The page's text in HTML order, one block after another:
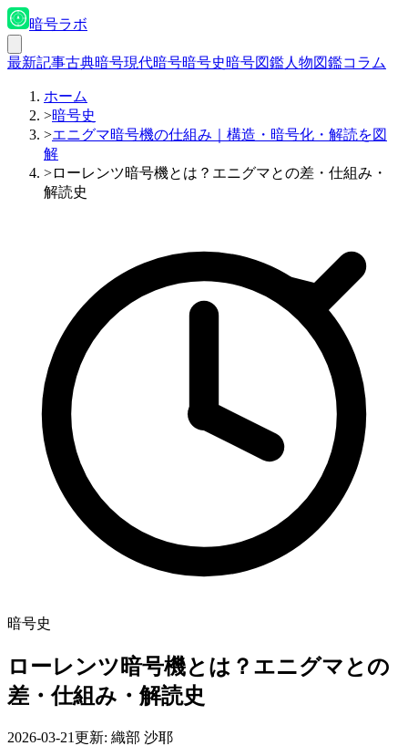
暗号ラボ
最新記事古典暗号現代暗号暗号史暗号図鑑人物図鑑コラム
ホーム
>暗号史
>エニグマ暗号機の仕組み｜構造・暗号化・解読を図
解
>ローレンツ暗号機とは？エニグマとの差・仕組み・
解読史
暗号史
ローレンツ暗号機とは？エニグマとの
差・仕組み・解読史
2026-03-21更新: 織部 沙耶